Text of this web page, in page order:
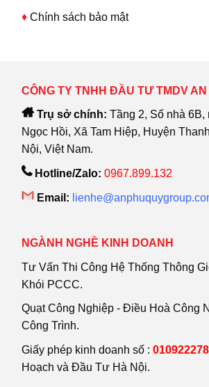
♦ Chính sách bảo mật
CÔNG TY TNHH ĐẦU TƯ TMDV AN
Trụ sở chính: Tầng 2, Số nhà
Ngọc Hồi, Xã Tam Hiệp, Huyện
Nội, Việt Nam.
Hotline/Zalo: 0967.899.132
Email:
NGÀNH NGHỀ KINH DOANH
Tư Vấn Thi Công Hệ Thống Thông
Khói PCCC.
Quạt Công Nghiệp - Điều Hoà Công
Công Trình.
Giấy phép kinh doanh số :
Hoạch và Đầu Tư Hà Nội.